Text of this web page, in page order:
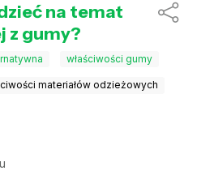
na temat
z gumy?
właściwości gumy
materiałów odzieżowych